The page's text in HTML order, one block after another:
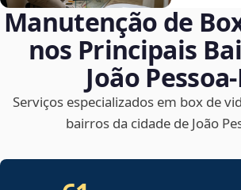
Manutenção de
nos Principais
João
Serviços especializados em box de
bairros da cidade de João